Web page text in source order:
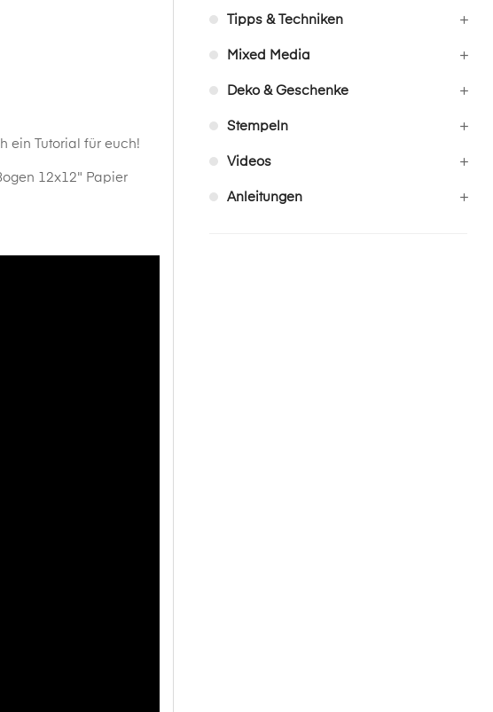
ein Tutorial für euch!
12x12" Papier
Tipps & Techniken
Mixed Media
Deko & Geschenke
Stempeln
Videos
Anleitungen